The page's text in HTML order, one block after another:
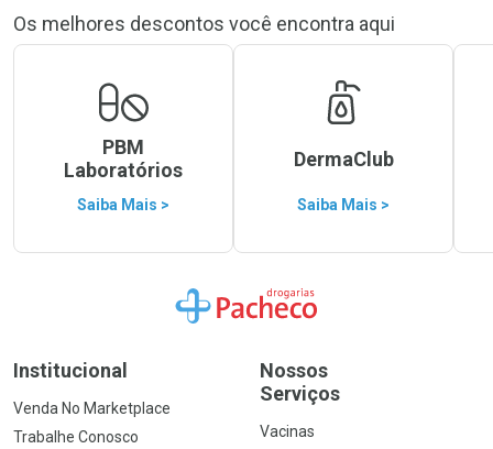
Os melhores descontos você encontra aqui
PBM
Laboratórios
Saiba Mais >
DermaClub
Saiba Mais >
Ir para a Home
Institucional
Venda No Marketplace
Trabalhe Conosco
Nossos
Serviços
Vacinas